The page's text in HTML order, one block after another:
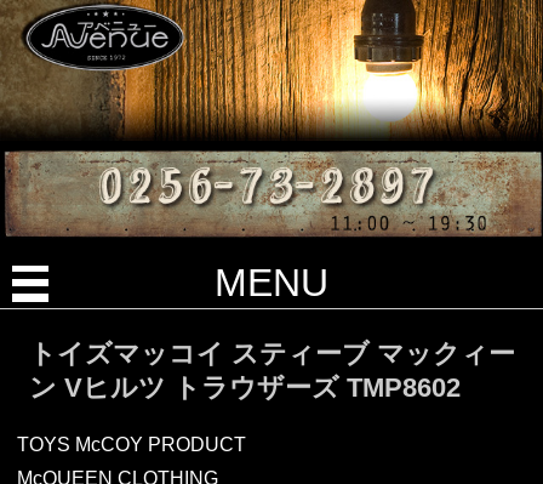
MENU
トイズマッコイ スティーブ マックィー
ン Vヒルツ トラウザーズ TMP8602
TOYS McCOY PRODUCT
McQUEEN CLOTHING